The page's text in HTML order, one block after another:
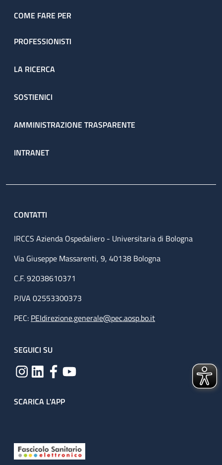
COME FARE PER
PROFESSIONISTI
LA RICERCA
SOSTIENICI
AMMINISTRAZIONE TRASPARENTE
INTRANET
CONTATTI
IRCCS Azienda Ospedaliero - Universitaria di Bologna
Via Giuseppe Massarenti, 9, 40138 Bologna
C.F. 92038610371
P.IVA 02553300373
PEC: PEIdirezione.generale@pec.aosp.bo.it
SEGUICI SU
SCARICA L'APP